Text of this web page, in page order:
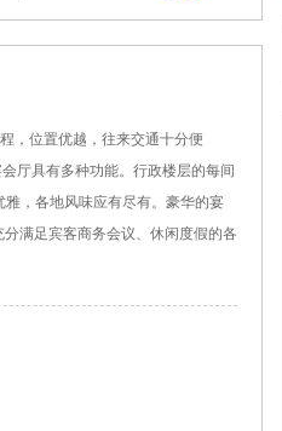
，位置优越，往来交通十分便
厅具有多种功能。行政楼层的每间
，各地风味应有尽有。豪华的宴
满足宾客商务会议、休闲度假的各